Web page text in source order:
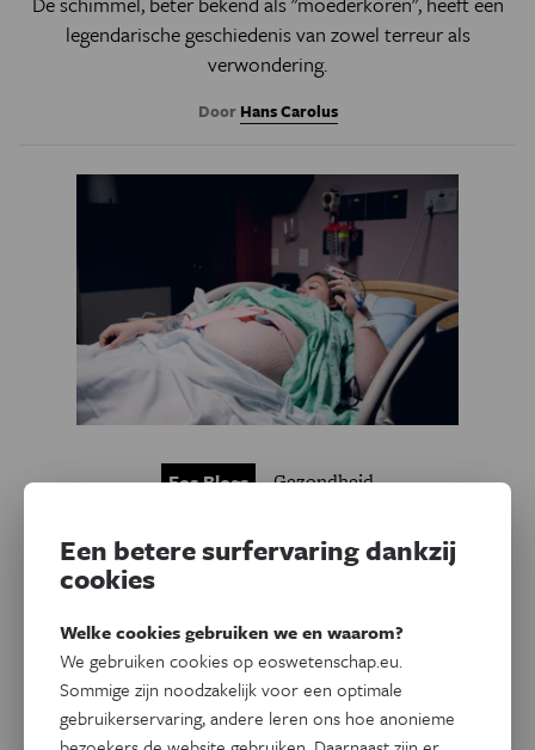
legendarische geschiedenis van zowel terreur als
verwondering.
Door Hans Carolus
Eos Blogs Gezondheid
tot een knip zonder
toestemming: geweld tijdens
de bevalling ontrafeld
De laatste jaren krijgt het thema van respectvolle zorg en
tegengaan van geweld tijdens de bevalling – ook wel
obstetrisch geweld genoemd – meer en meer aandacht.
Een betere surfervaring dankzij
cookies
Welke cookies gebruiken we en waarom?
We gebruiken cookies op eoswetenschap.eu.
Sommige zijn noodzakelijk voor een optimale
gebruikerservaring, andere leren ons hoe anonieme